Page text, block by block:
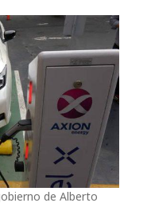
de Alberto